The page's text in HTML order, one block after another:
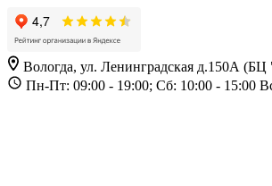
Вологда, ул. Ленинградская д.150А
Пн-Пт: 09:00 - 19:00; Сб: 10:00 - 15:00